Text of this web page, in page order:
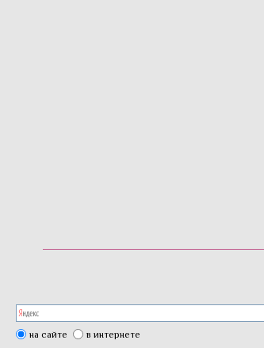
на сайте в интернете